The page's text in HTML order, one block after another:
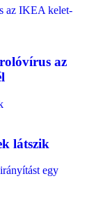
az
látszik